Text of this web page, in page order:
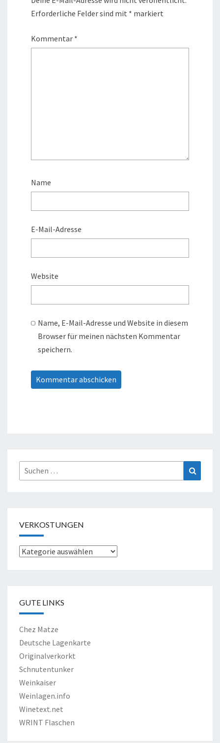
Erforderliche Felder sind mit * markiert
Kommentar *
Name
E-Mail-Adresse
Website
Name, E-Mail-Adresse und Website in diesem
Browser für meinen nächsten Kommentar
speichern.
Suche
nach:
VERKOSTUNGEN
Verkostungen
GUTE LINKS
Chez Matze
Deutsche Lagenkarte
Originalverkorkt
Schnutentunker
Weinkaiser
Weinlagen.info
Winetext.net
WRINT Flaschen